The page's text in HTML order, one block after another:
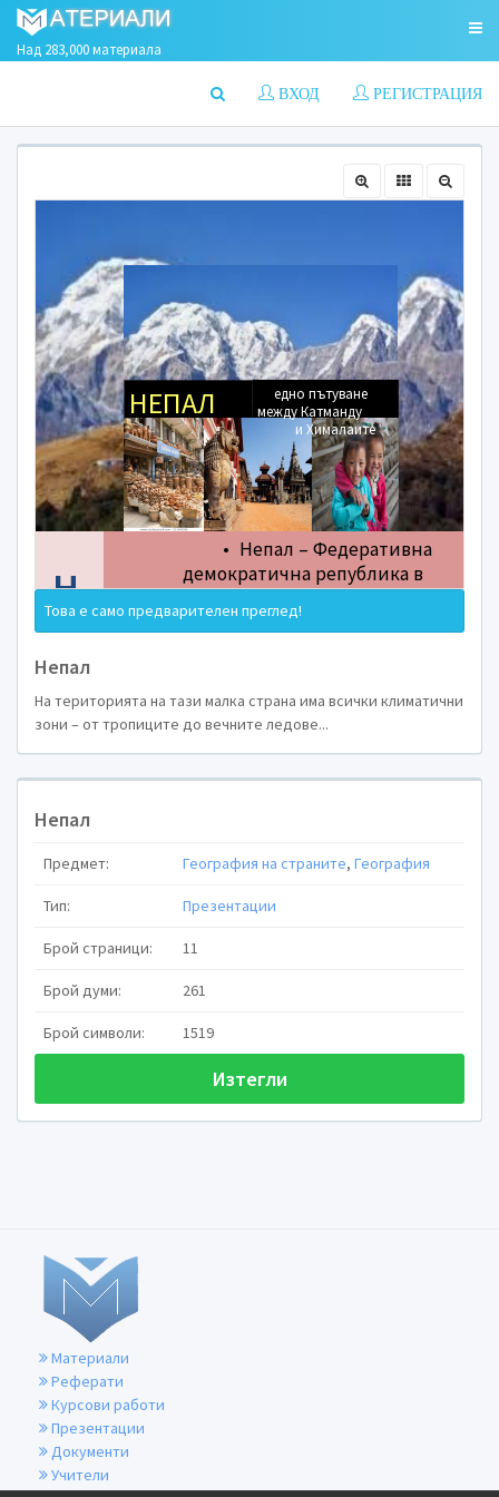
Над 283,000 материала
РЕГИСТРАЦИЯ
ВХОД
НЕПАЛ
•
Е
П
Това е само предварителен преглед!
Непал
На територията на тази малка страна има всички климатични
зони – от тропиците до вечните ледове...
Непал
Предмет: География на страните, География
Тип: Презентации
Брой страници: 11
Брой думи: 261
Брой символи: 1519
Изтегли
Материали
Реферати
Курсови работи
Презентации
Документи
Учители